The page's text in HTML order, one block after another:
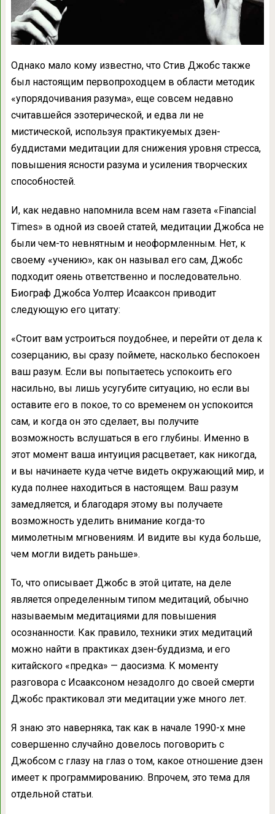
Однако мало кому известно, что Стив Джобс также
был настоящим первопроходцем в области методик
«упорядочивания разума», еще совсем недавно
считавшейся эзотерической, и едва ли не
мистической, используя практикуемых дзен-
буддистами медитации для снижения уровня стресса,
повышения ясности разума и усиления творческих
способностей.
И, как недавно напомнила всем нам газета «Financial
Times» в одной из своей статей, медитации Джобса не
были чем-то невнятным и неоформленным. Нет, к
своему «учению», как он называл его сам, Джобс
подходит ояень ответственно и последовательно.
Биограф Джобса Уолтер Исааксон приводит
следующую его цитату:
«Стоит вам устроиться поудобнее, и перейти от дела к
созерцанию, вы сразу поймете, насколько беспокоен
ваш разум. Если вы попытаетесь успокоить его
насильно, вы лишь усугубите ситуацию, но если вы
оставите его в покое, то со временем он успокоится
сам, и когда он это сделает, вы получите
возможность вслушаться в его глубины. Именно в
этот момент ваша интуиция расцветает, как никогда,
и вы начинаете куда четче видеть окружающий мир, и
куда полнее находиться в настоящем. Ваш разум
замедляется, и благодаря этому вы получаете
возможность уделить внимание когда-то
мимолетным мгновениям. И видите вы куда больше,
чем могли видеть раньше».
То, что описывает Джобс в этой цитате, на деле
является определенным типом медитаций, обычно
называемым медитациями для повышения
осознанности. Как правило, техники этих медитаций
можно найти в практиках дзен-буддизма, и его
китайского «предка» — даосизма. К моменту
разговора с Исааксоном незадолго до своей смерти
Джобс практиковал эти медитации уже много лет.
Я знаю это наверняка, так как в начале 1990-х мне
совершенно случайно довелось поговорить с
Джобсом с глазу на глаз о том, какое отношение дзен
имеет к программированию. Впрочем, это тема для
отдельной статьи.